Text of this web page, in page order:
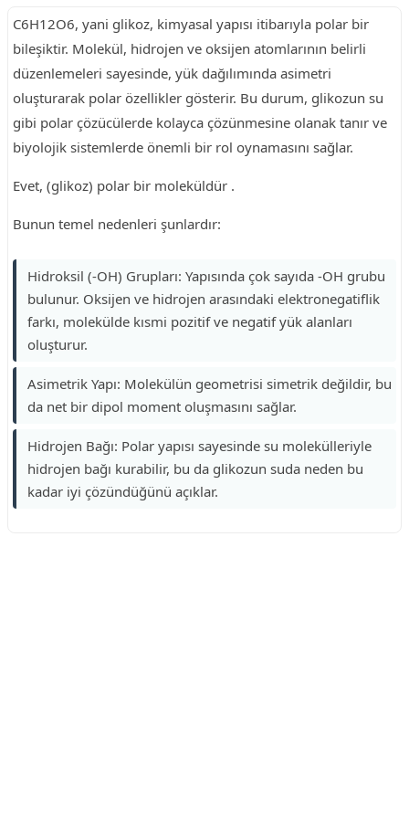
C6H12O6, yani glikoz, kimyasal yapısı itibarıyla polar bir
bileşiktir. Molekül, hidrojen ve oksijen atomlarının belirli
düzenlemeleri sayesinde, yük dağılımında asimetri
oluşturarak polar özellikler gösterir. Bu durum, glikozun su
gibi polar çözücülerde kolayca çözünmesine olanak tanır ve
biyolojik sistemlerde önemli bir rol oynamasını sağlar.
Evet, (glikoz) polar bir moleküldür .
Bunun temel nedenleri şunlardır:
Hidroksil (-OH) Grupları: Yapısında çok sayıda -OH grubu
bulunur. Oksijen ve hidrojen arasındaki elektronegatiflik
farkı, molekülde kısmi pozitif ve negatif yük alanları
oluşturur.
Asimetrik Yapı: Molekülün geometrisi simetrik değildir, bu
da net bir dipol moment oluşmasını sağlar.
Hidrojen Bağı: Polar yapısı sayesinde su molekülleriyle
hidrojen bağı kurabilir, bu da glikozun suda neden bu
kadar iyi çözündüğünü açıklar.